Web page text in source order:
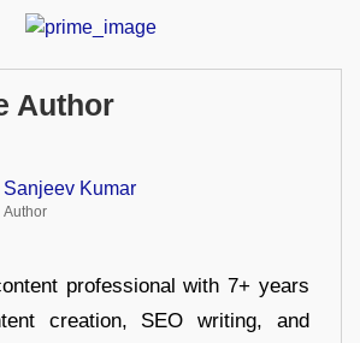
Author
Sanjeev Kumar
Author
professional with 7+ years
creation, SEO writing, and